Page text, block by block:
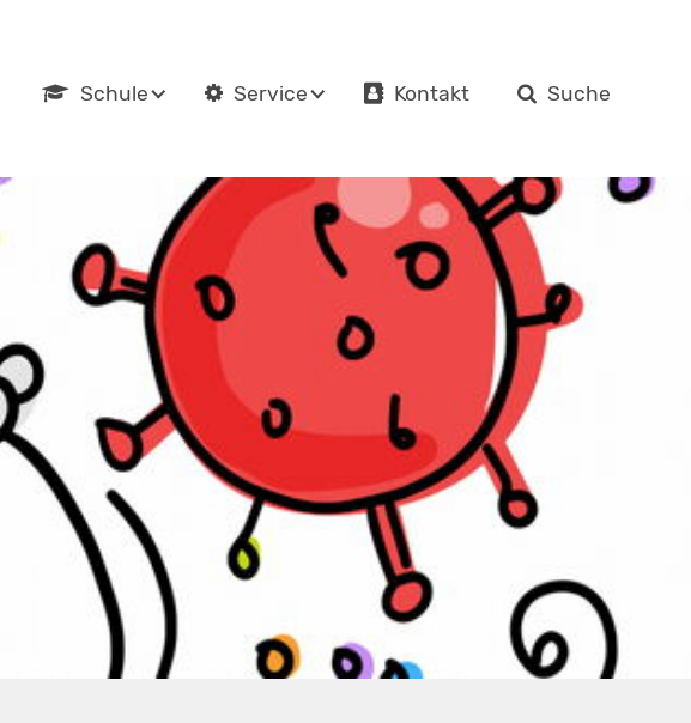
Navigation
Schule Service Kontakt Suche